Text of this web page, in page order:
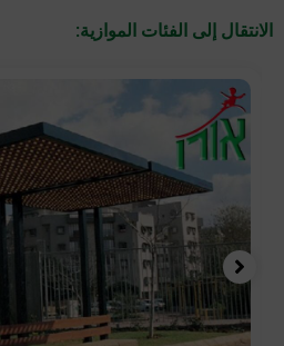
الانتقال إلى الفئات الموازية: